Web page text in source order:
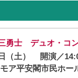
勇士 デュオ・コ
（土）
開演／
ア平安閣市民ホー